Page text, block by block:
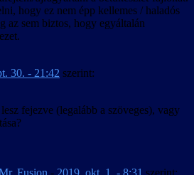
hogy ez nem épp kellemes / haladós
az sem biztos, hogy egyáltalán
30. - 21:42 szerint:
fejezve (legalább a szöveges), vagy
Fusion - 2019. okt. 1. - 8:31 szerint: